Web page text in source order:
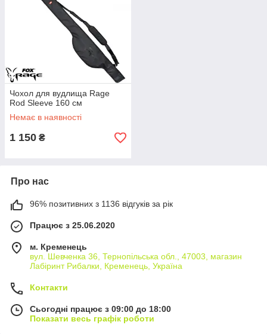
Чохол для вудлища Rage
Rod Sleeve 160 см
Немає в наявності
1 150 ₴
Про нас
96% позитивних з 1136 відгуків за рік
Працює з 25.06.2020
м. Кременець
вул. Шевченка 36, Тернопільська обл., 47003, магазин
Лабіринт Рибалки, Кременець, Україна
Контакти
Сьогодні працює з 09:00 до 18:00
Показати весь графік роботи